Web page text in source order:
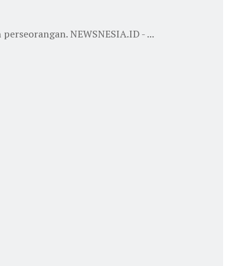
NEWSNESIA.ID - ...